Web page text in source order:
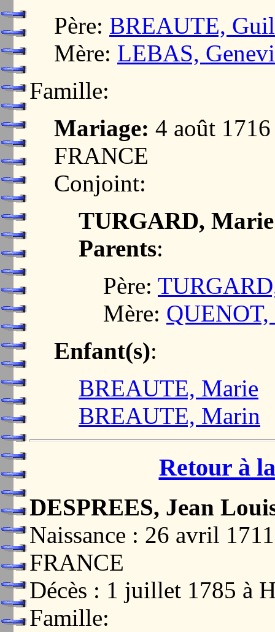
Père: BREAUTE,
Mère: LEBAS,
Famille:
Mariage: 4 août
FRANCE
Conjoint:
TURGARD, Marie
Parents:
Père:
Mère:
Enfant(s):
BREAUTE, Marie
BREAUTE, Marin
Retour à
DESPREES, Jean
Naissance : 26 avril
FRANCE
Décès : 1 juillet 1785 à
Famille: